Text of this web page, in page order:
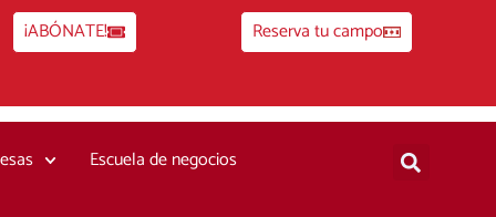
¡ABÓNATE! Reserva tu campo
Escuela de negocios